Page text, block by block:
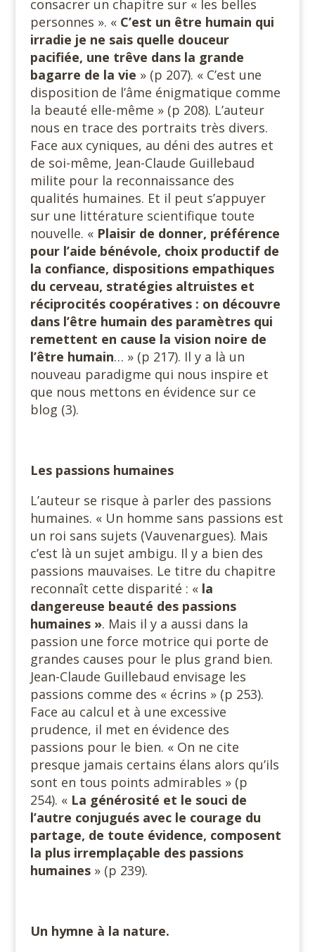
consacrer un chapitre sur « les belles
personnes ». « C’est un être humain qui
irradie je ne sais quelle douceur
pacifiée, une trêve dans la grande
bagarre de la vie » (p 207). « C’est une
disposition de l’âme énigmatique comme
la beauté elle-même » (p 208). L’auteur
nous en trace des portraits très divers.
Face aux cyniques, au déni des autres et
de soi-même, Jean-Claude Guillebaud
milite pour la reconnaissance des
qualités humaines. Et il peut s’appuyer
sur une littérature scientifique toute
nouvelle. « Plaisir de donner, préférence
pour l’aide bénévole, choix productif de
la confiance, dispositions empathiques
du cerveau, stratégies altruistes et
réciprocités coopératives : on découvre
dans l’être humain des paramètres qui
remettent en cause la vision noire de
l’être humain… » (p 217). Il y a là un
nouveau paradigme qui nous inspire et
que nous mettons en évidence sur ce
blog (3).
Les passions humaines
L’auteur se risque à parler des passions
humaines. « Un homme sans passions est
un roi sans sujets (Vauvenargues). Mais
c’est là un sujet ambigu. Il y a bien des
passions mauvaises. Le titre du chapitre
reconnaît cette disparité : « la
dangereuse beauté des passions
humaines ». Mais il y a aussi dans la
passion une force motrice qui porte de
grandes causes pour le plus grand bien.
Jean-Claude Guillebaud envisage les
passions comme des « écrins » (p 253).
Face au calcul et à une excessive
prudence, il met en évidence des
passions pour le bien. « On ne cite
presque jamais certains élans alors qu’ils
sont en tous points admirables » (p
254). « La générosité et le souci de
l’autre conjugués avec le courage du
partage, de toute évidence, composent
la plus irremplaçable des passions
humaines» (p 239).
Un hymne à la nature.